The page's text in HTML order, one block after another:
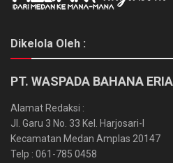
Dikelola Oleh :
PT. WASPADA BAHANA
Alamat Redaksi :
Jl. Garu 3 No. 33 Kel. Harjosari-I
Kecamatan Medan Amplas 20147
Telp : 061-785 0458